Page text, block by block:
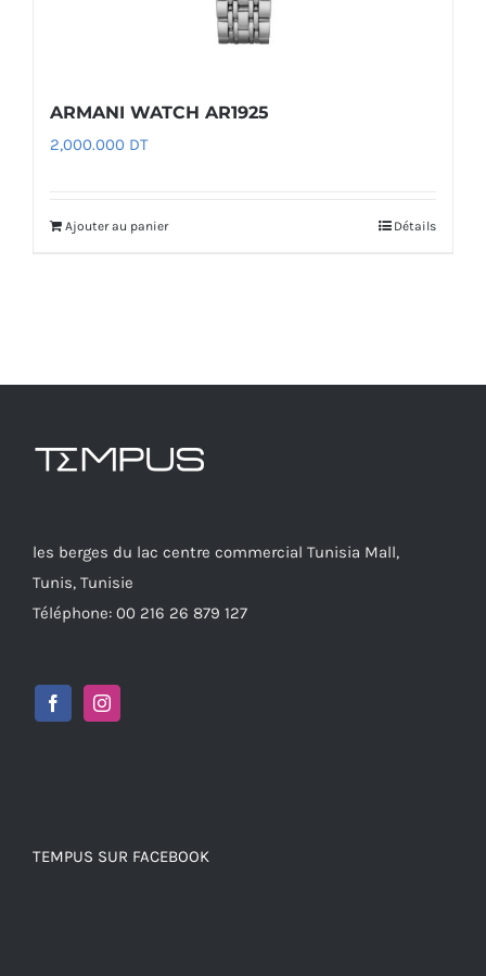
ARMANI WATCH AR1925
2,000.000 DT
Ajouter au panier Détails
les berges du lac centre commercial Tunisia Mall,
Tunis, Tunisie
Téléphone: 00 216 26 879 127
TEMPUS SUR FACEBOOK